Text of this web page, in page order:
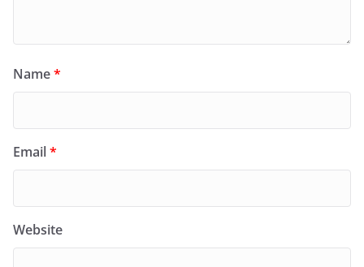
Name*
Email*
Website